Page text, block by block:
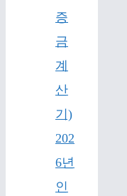
증
금
계
산
기)
202
6년
인